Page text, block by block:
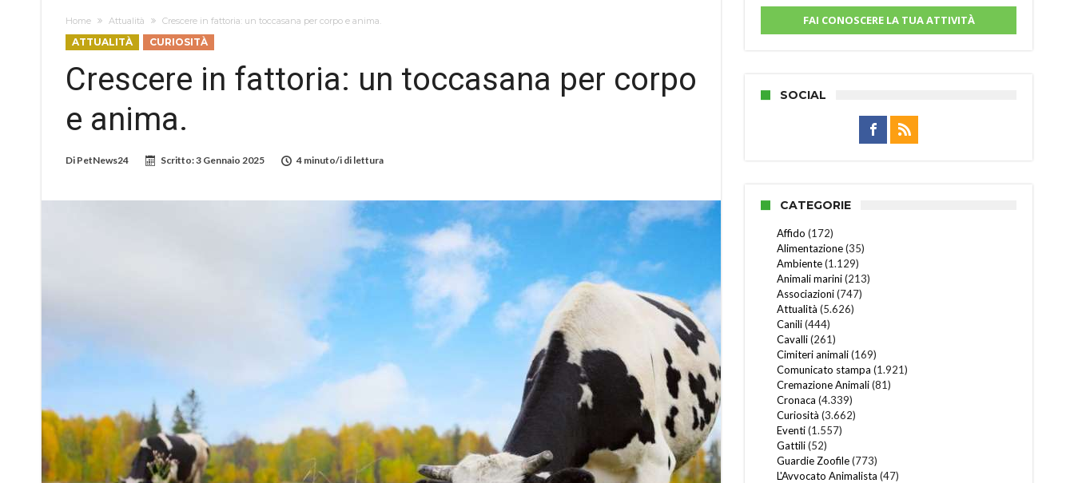
Home Attualità Crescere in fattoria: un toccasana per corpo e anima.
ATTUALITÀ CURIOSITÀ
Crescere in fattoria: un toccasana per corpo
e anima.
Di PetNews24 Scritto:3 Gennaio 2025 4 minuto/i di lettura
FAI CONOSCERE LA TUA ATTIVITÀ
SOCIAL
CATEGORIE
Affido (172)
Alimentazione(35)
Ambiente(1.129)
Animali marini(213)
Associazioni(747)
Attualità (5.626)
Canili(444)
Cavalli(261)
Cimiteri animali(169)
Comunicato stampa (1.921)
Cremazione Animali(81)
Cronaca (4.339)
Curiosità (3.662)
Eventi(1.557)
Gattili(52)
Guardie Zoofile(773)
L'Avvocato Animalista (47)